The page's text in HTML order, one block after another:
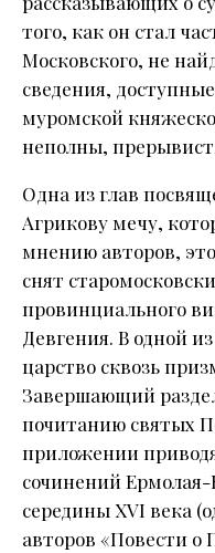
того, как он стал
Московского, не
сведения,
муромской
неполны,
Одна из глав
Агрикову мечу,
мнению авторов,
снят
провинциального
Девгения. В одной
царство сквозь
Завершающий
почитанию святых
приложении
сочинений
середины XVI века
авторов «Повести